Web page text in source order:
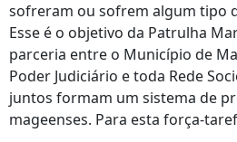
sofreram ou sofrem algum tipo
Esse é o objetivo da Patrulha
parceria entre o Município de
Poder Judiciário e toda Rede
juntos formam um sistema de
mageenses. Para esta força-